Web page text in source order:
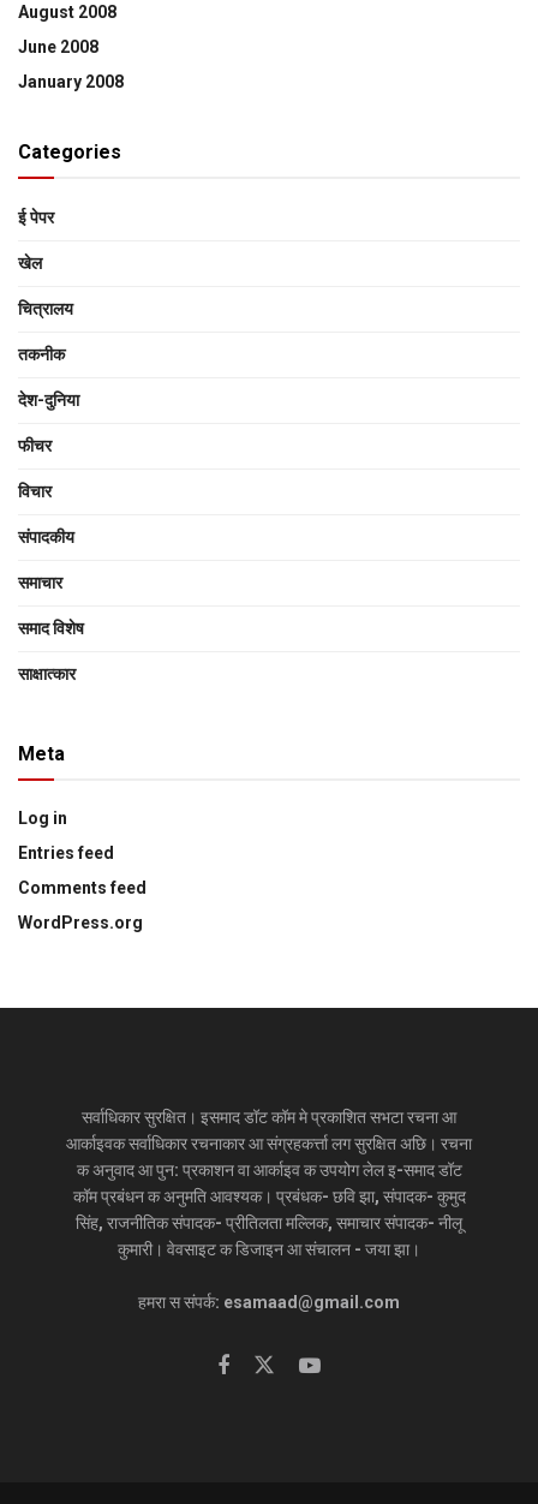
August 2008
June 2008
January 2008
Categories
ई पेपर
खेल
चित्रालय
तकनीक
देश-दुनिया
फीचर
विचार
संपादकीय
समाचार
समाद विशेष
साक्षात्‍कार
Meta
Log in
Entries feed
Comments feed
WordPress.org
सर्वाधिकार सुरक्षित। इसमाद डॉट कॉम मे प्रकाशित सभटा रचना आ
आर्काइवक सर्वाधिकार रचनाकार आ संग्रहकर्त्ता लग सुरक्षित अछि। रचना
क अनुवाद आ पुन: प्रकाशन वा आर्काइव क उपयोग लेल इ-समाद डॉट
कॉम प्रबंधन क अनुमति आवश्यक। प्रबंधक- छवि झा, संपादक- कुमुद
सिंह, राजनीतिक संपादक- प्रीतिलता मल्लिक, समाचार संपादक- नीलू
कुमारी। वेवसाइट क डिजाइन आ संचालन - जया झा।
हमरा स संपर्क: esamaad@gmail.com